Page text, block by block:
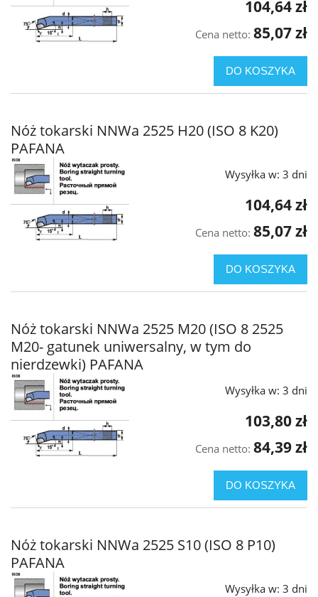
104,64 zł
Cena netto: 85,07 zł
DO KOSZYKA
Nóż tokarski NNWa 2525 H20 (ISO 8 K20)
PAFANA
Wysyłka w: 3 dni
104,64 zł
Cena netto: 85,07 zł
DO KOSZYKA
Nóż tokarski NNWa 2525 M20 (ISO 8 2525
M20- gatunek uniwersalny, w tym do
nierdzewki) PAFANA
Wysyłka w: 3 dni
103,80 zł
Cena netto: 84,39 zł
DO KOSZYKA
Nóż tokarski NNWa 2525 S10 (ISO 8 P10)
PAFANA
Wysyłka w: 3 dni